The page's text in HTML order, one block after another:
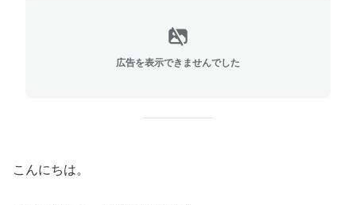
広告を表示できませんでした
こんにちは。